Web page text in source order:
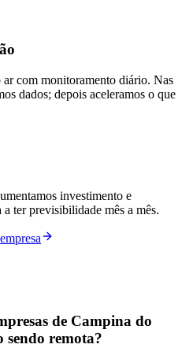
com monitoramento diário. Nas
dados; depois aceleramos o que
investimento e
ter previsibilidade mês a mês.
de Campina do
sendo remota?